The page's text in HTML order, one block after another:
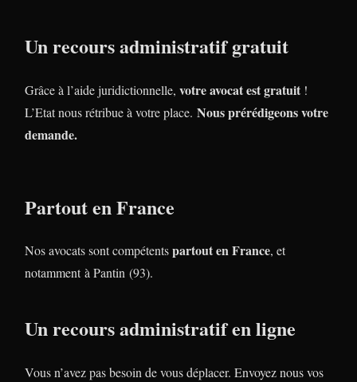
Un recours administratif gratuit
Grâce à l’aide juridictionnelle, votre avocat est gratuit !
L’Etat nous rétribue à votre place. Nous prérédigeons votre
demande.
Partout en France
Nos avocats sont compétentspartout en France, et
notamment à Pantin (93).
Un recours administratif en ligne
Vous n’avez pas besoin de vous déplacer. Envoyez nous vos